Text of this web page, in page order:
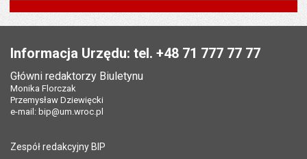
Informacja Urzędu: tel. +48 71 777 77 77
Główni redaktorzy Biuletynu
Monika Florczak
Przemysław Dziewięcki
e-mail: bip@um.wroc.pl
Zespół redakcyjny BIP